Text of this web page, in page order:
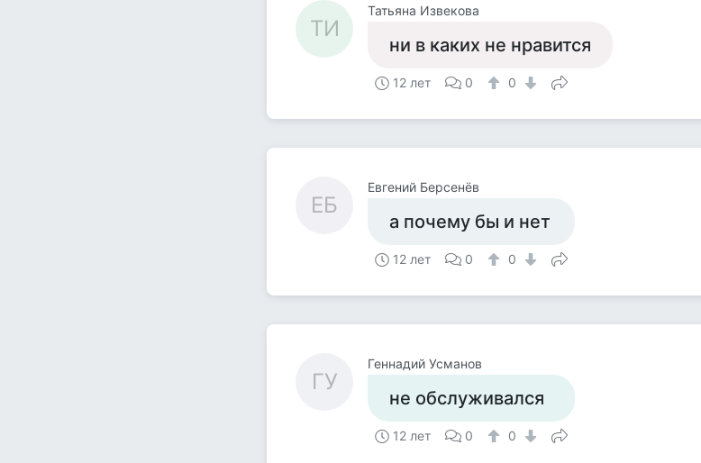
ТИ
Татьяна Извекова
ни в каких не нравится
12 лет 0 0
ЕБ
Евгений Берсенёв
а почему бы и нет
12 лет 0 0
ГУ
Геннадий Усманов
не обслуживался
12 лет 0 0